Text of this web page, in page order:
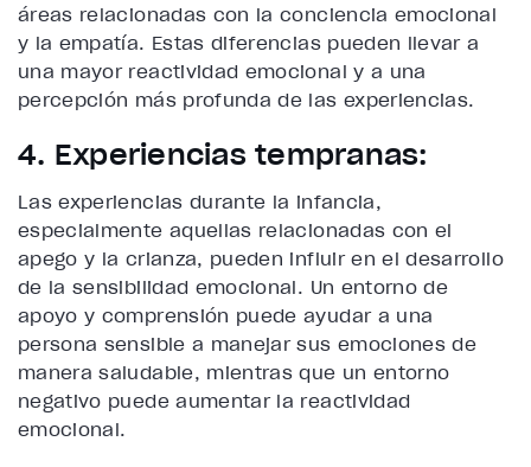
áreas relacionadas con la conciencia emocional
y la empatía. Estas diferencias pueden llevar a
una mayor reactividad emocional y a una
percepción más profunda de las experiencias.
4. Experiencias tempranas:
Las experiencias durante la infancia,
especialmente aquellas relacionadas con el
apego y la crianza, pueden influir en el desarrollo
de la sensibilidad emocional. Un entorno de
apoyo y comprensión puede ayudar a una
persona sensible a manejar sus emociones de
manera saludable, mientras que un entorno
negativo puede aumentar la reactividad
emocional.